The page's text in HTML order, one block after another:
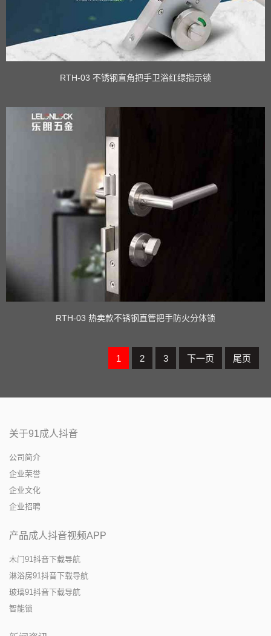
RTH-03 不锈钢直角把手卫浴红绿指示锁
RTH-03 热卖款不锈钢直管把手防火分体锁
1 2 3 下一页 尾页
关于91成人抖音
公司简介
企业荣誉
企业文化
企业招聘
产品成人抖音视频APP
木门91抖音下载导航
淋浴房91抖音下载导航
玻璃91抖音下载导航
智能锁